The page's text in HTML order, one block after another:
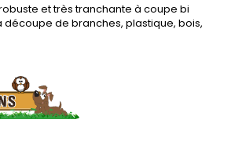
et très tranchante à coupe bi
découpe de branches, plastique, bois,